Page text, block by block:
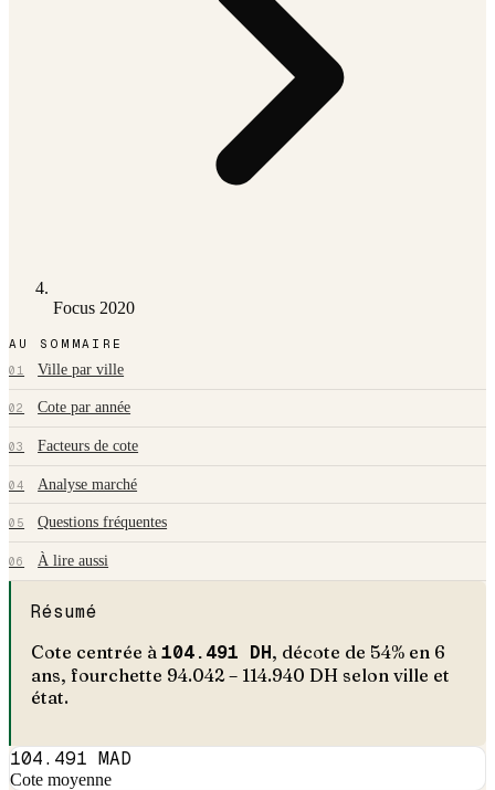
Focus 2020
AU SOMMAIRE
01 Ville par ville
02 Cote par année
03 Facteurs de cote
04 Analyse marché
05 Questions fréquentes
06 À lire aussi
Résumé
Cote centrée à 104.491 DH, décote de 54% en 6
ans, fourchette 94.042– 114.940 DH selon ville et
état.
104.491 MAD
Cote moyenne